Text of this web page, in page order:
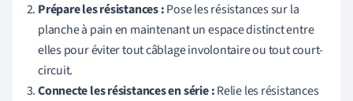
Prépare les résistances :Pose les résistances sur la
planche à pain en maintenant un espace distinct entre
elles pour éviter tout câblage involontaire ou tout court-
circuit.
Connecte les résistances en série :Relie les résistances